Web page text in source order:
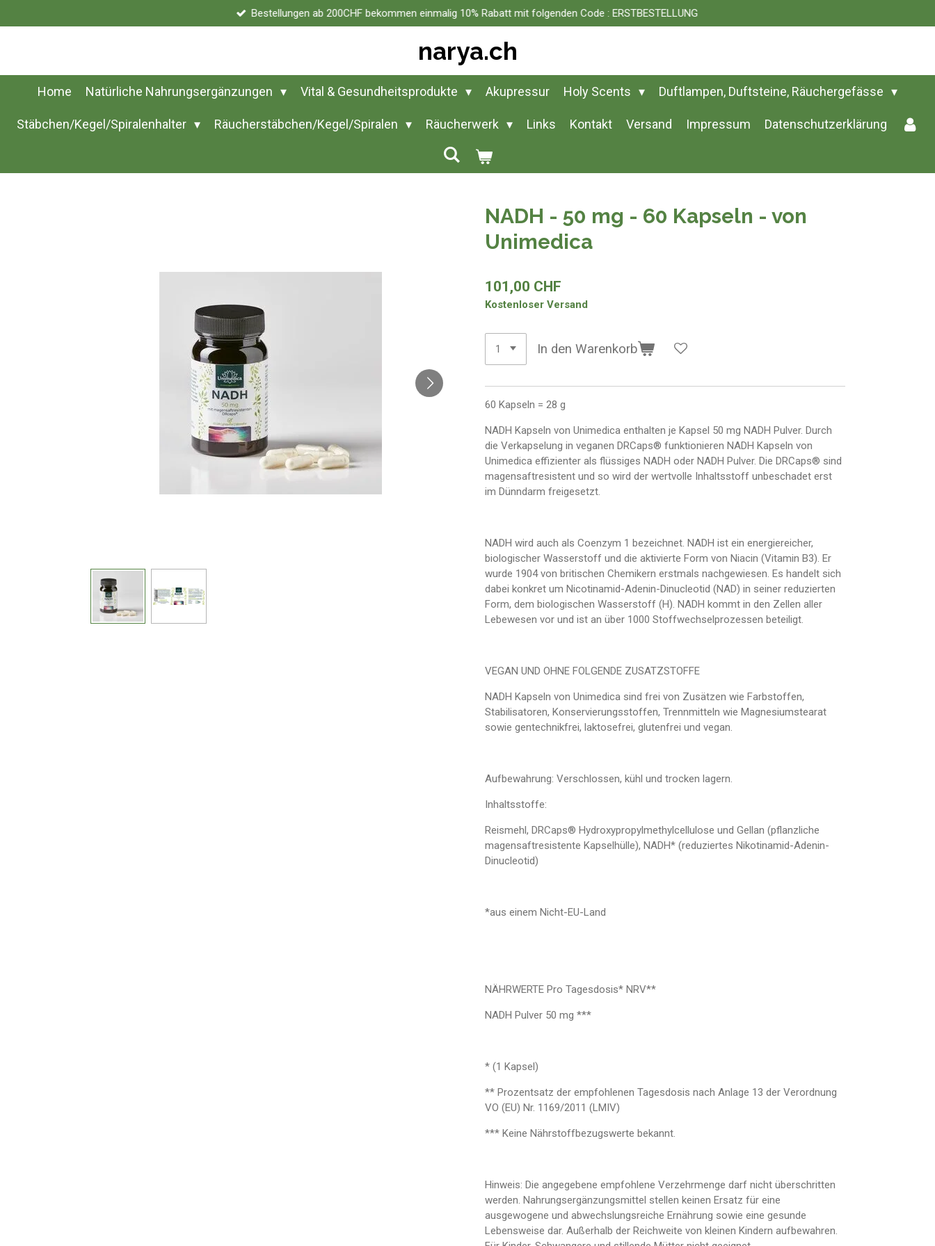
Hauptinhalt
Bestellungen ab 200CHF bekommen einmalig 10% Rabatt mit folgenden Code : ERSTBESTELLUNG
narya.ch
Home Natürliche Nahrungsergänzungen Vital & Gesundheitsprodukte Akupressur Holy Scents Duftlampen, Duftsteine, Räuchergefässe
Stäbchen/Kegel/Spiralenhalter Räucherstäbchen/Kegel/Spiralen Räucherwerk Links Kontakt Versand Impressum Datenschutzerklärung
NADH - 50 mg - 60 Kapseln - von
Unimedica
101,00 CHF
Kostenloser Versand
In den Warenkorb
60 Kapseln = 28 g
NADH Kapseln von Unimedica enthalten je Kapsel 50 mg NADH Pulver. Durch
die Verkapselung in veganen DRCaps® funktionieren NADH Kapseln von
Unimedica effizienter als flüssiges NADH oder NADH Pulver. Die DRCaps® sind
magensaftresistent und so wird der wertvolle Inhaltsstoff unbeschadet erst
im Dünndarm freigesetzt.
NADH wird auch als Coenzym 1 bezeichnet. NADH ist ein energiereicher,
biologischer Wasserstoff und die aktivierte Form von Niacin (Vitamin B3). Er
wurde 1904 von britischen Chemikern erstmals nachgewiesen. Es handelt sich
dabei konkret um Nicotinamid-Adenin-Dinucleotid (NAD) in seiner reduzierten
Form, dem biologischen Wasserstoff (H). NADH kommt in den Zellen aller
Lebewesen vor und ist an über 1000 Stoffwechselprozessen beteiligt.
VEGAN UND OHNE FOLGENDE ZUSATZSTOFFE
NADH Kapseln von Unimedica sind frei von Zusätzen wie Farbstoffen,
Stabilisatoren, Konservierungsstoffen, Trennmitteln wie Magnesiumstearat
sowie gentechnikfrei, laktosefrei, glutenfrei und vegan.
Aufbewahrung: Verschlossen, kühl und trocken lagern.
Inhaltsstoffe:
Reismehl, DRCaps® Hydroxypropylmethylcellulose und Gellan (pflanzliche
magensaftresistente Kapselhülle), NADH* (reduziertes Nikotinamid-Adenin-
Dinucleotid)
*aus einem Nicht-EU-Land
NÄHRWERTE Pro Tagesdosis* NRV**
NADH Pulver 50 mg ***
* (1 Kapsel)
** Prozentsatz der empfohlenen Tagesdosis nach Anlage 13 der Verordnung
VO (EU) Nr. 1169/2011 (LMIV)
*** Keine Nährstoffbezugswerte bekannt.
Hinweis: Die angegebene empfohlene Verzehrmenge darf nicht überschritten
werden. Nahrungsergänzungsmittel stellen keinen Ersatz für eine
ausgewogene und abwechslungsreiche Ernährung sowie eine gesunde
Lebensweise dar. Außerhalb der Reichweite von kleinen Kindern aufbewahren.